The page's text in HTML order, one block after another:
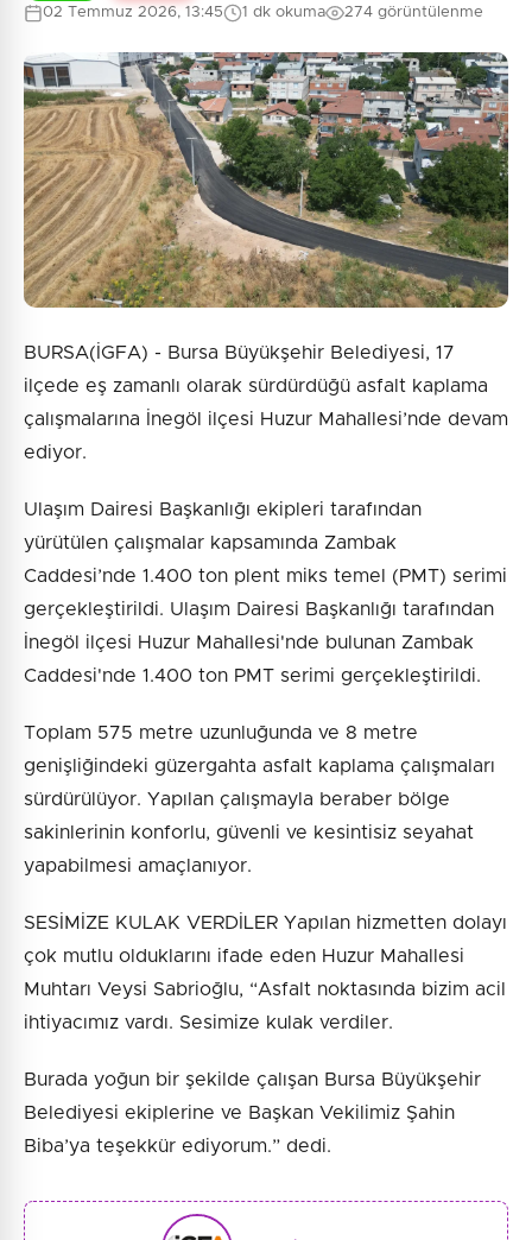
02 Temmuz 2026, 13:45 1 dk okuma 274 görüntülenme
BURSA(İGFA) - Bursa Büyükşehir Belediyesi, 17
ilçede eş zamanlı olarak sürdürdüğü asfalt kaplama
çalışmalarına İnegöl ilçesi Huzur Mahallesi’nde devam
ediyor.
Ulaşım Dairesi Başkanlığı ekipleri tarafından
yürütülen çalışmalar kapsamında Zambak
Caddesi’nde 1.400 ton plent miks temel (PMT) serimi
gerçekleştirildi. Ulaşım Dairesi Başkanlığı tarafından
İnegöl ilçesi Huzur Mahallesi'nde bulunan Zambak
Caddesi'nde 1.400 ton PMT serimi gerçekleştirildi.
Toplam 575 metre uzunluğunda ve 8 metre
genişliğindeki güzergahta asfalt kaplama çalışmaları
sürdürülüyor. Yapılan çalışmayla beraber bölge
sakinlerinin konforlu, güvenli ve kesintisiz seyahat
yapabilmesi amaçlanıyor.
SESİMİZE KULAK VERDİLER Yapılan hizmetten dolayı
çok mutlu olduklarını ifade eden Huzur Mahallesi
Muhtarı Veysi Sabrioğlu, “Asfalt noktasında bizim acil
ihtiyacımız vardı. Sesimize kulak verdiler.
Burada yoğun bir şekilde çalışan Bursa Büyükşehir
Belediyesi ekiplerine ve Başkan Vekilimiz Şahin
Biba’ya teşekkür ediyorum.” dedi.